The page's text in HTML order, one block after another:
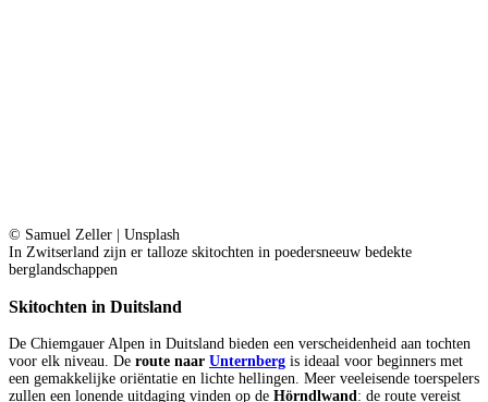
© Samuel Zeller | Unsplash
In Zwitserland zijn er talloze skitochten in poedersneeuw bedekte
berglandschappen
Skitochten in Duitsland
De Chiemgauer Alpen in Duitsland bieden een verscheidenheid aan tochten
voor elk niveau. De route naar Unternberg is ideaal voor beginners met
een gemakkelijke oriëntatie en lichte hellingen. Meer veeleisende toerspelers
zullen een lonende uitdaging vinden op de Hörndlwand: de route vereist